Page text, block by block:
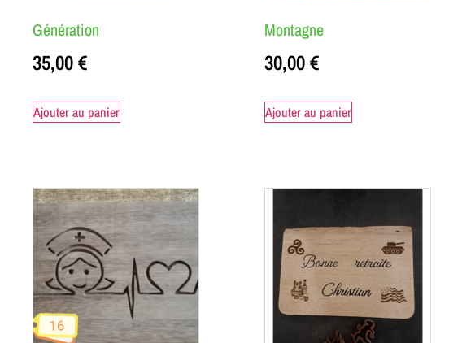
Génération
35,00€
Ajouter au panier
Montagne
30,00€
Ajouter au panier